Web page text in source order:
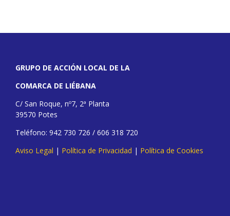
GRUPO DE ACCIÓN LOCAL DE LA
COMARCA DE LIÉBANA
C/ San Roque, nº7, 2ª Planta
39570 Potes
Teléfono: 942 730 726 / 606 318 720
Aviso Legal | Política de Privacidad | Política de Cookies